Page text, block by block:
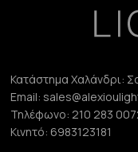
Κατάστημα Χαλάνδρι:
Email:
Τηλέφωνο: 210 283
Κινητό: 6983123181